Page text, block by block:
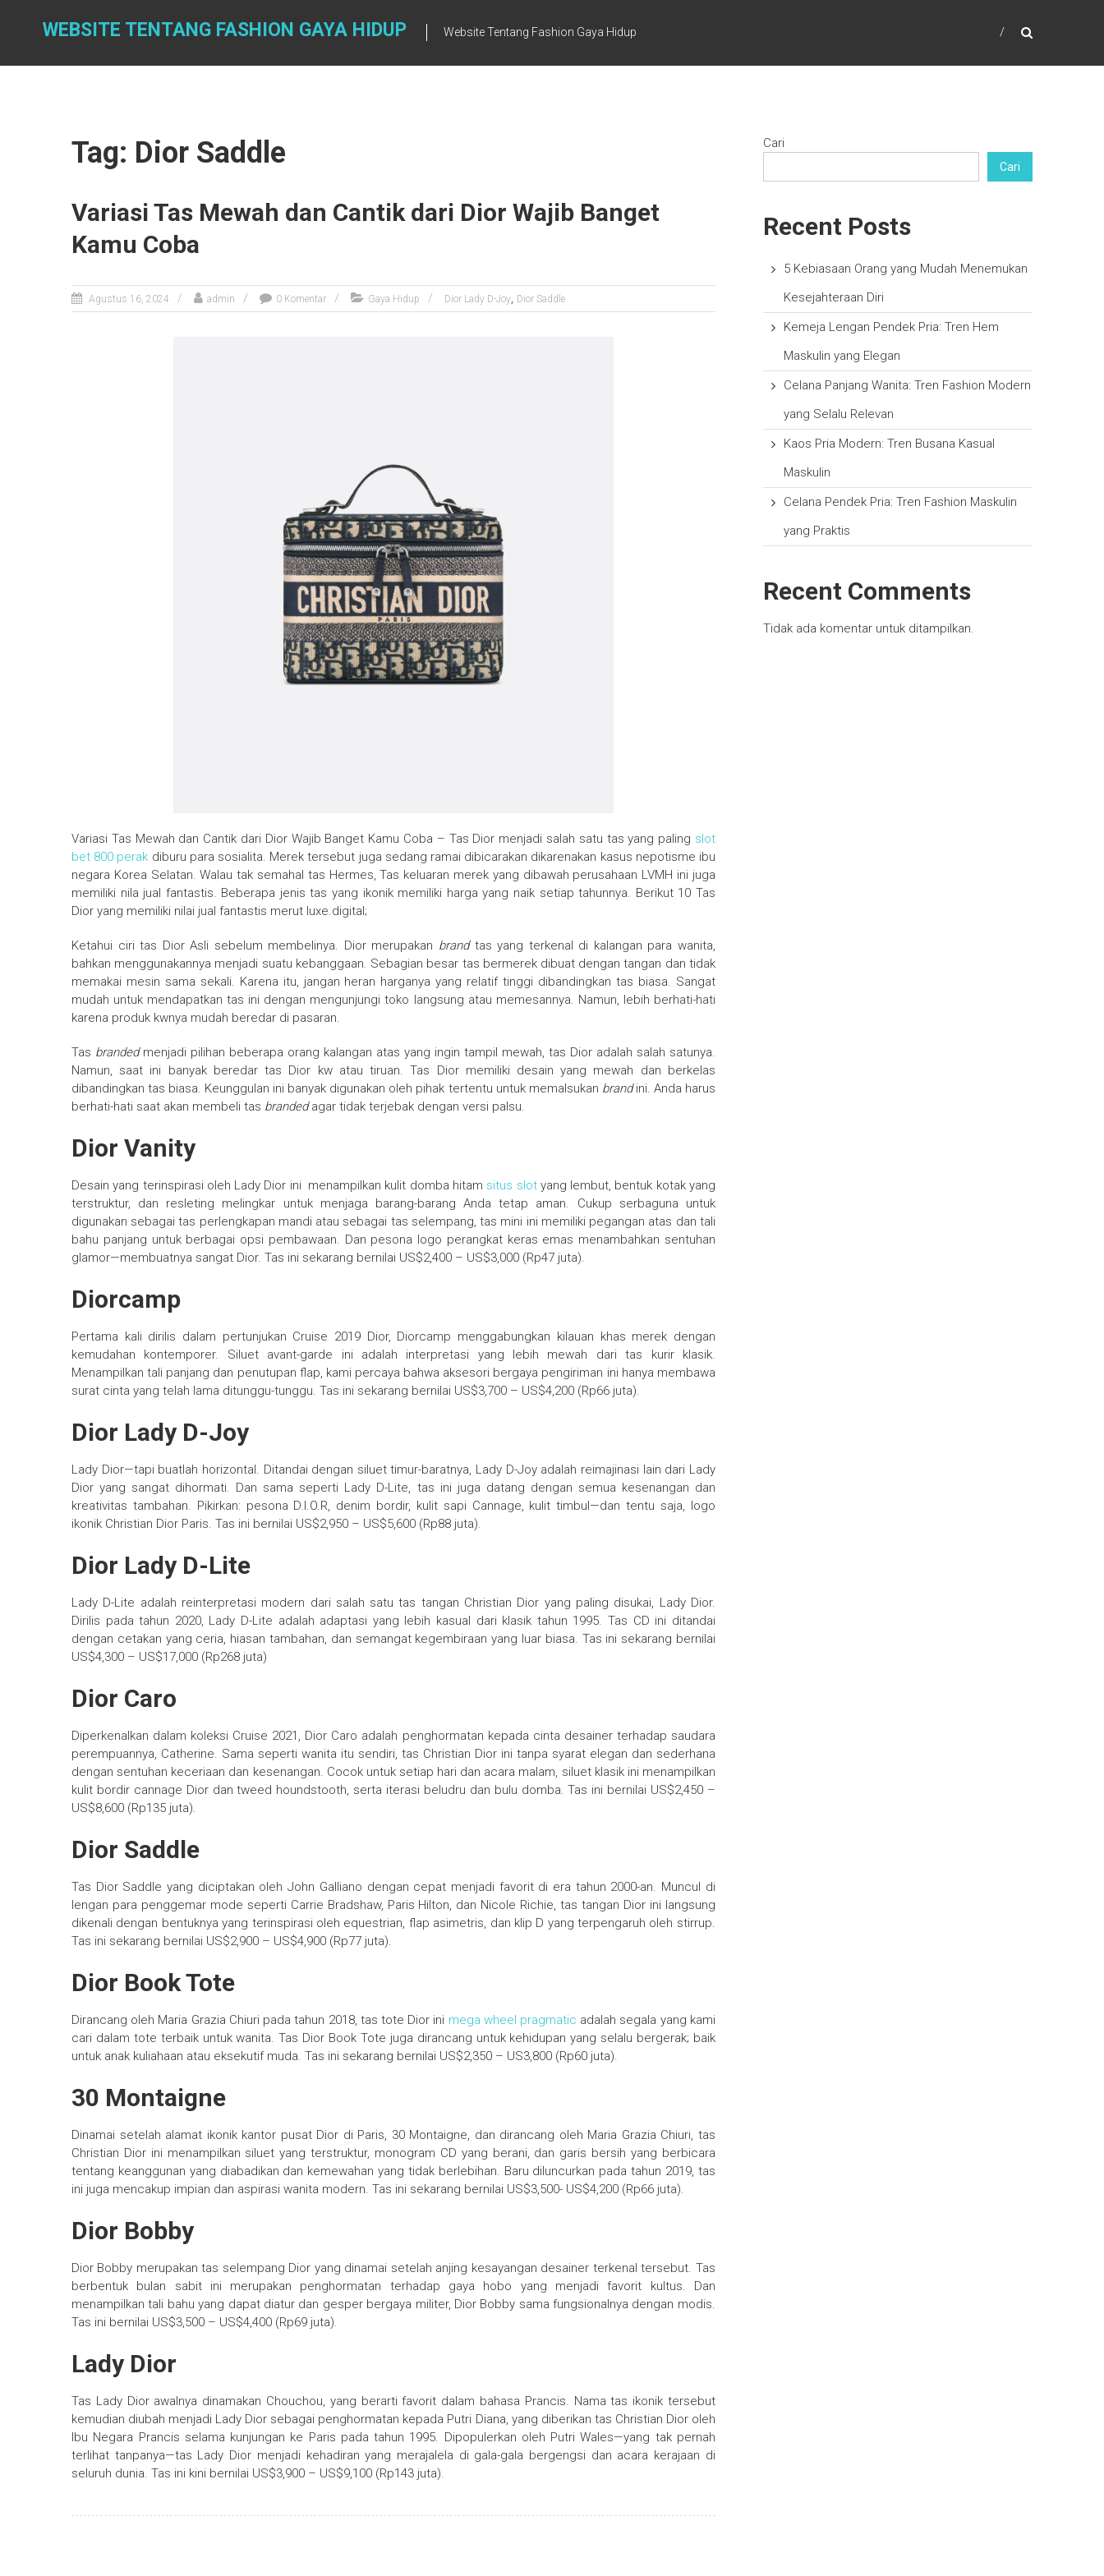
WEBSITE TENTANG FASHION GAYA HIDUP Website Tentang Fashion Gaya Hidup
Tag: Dior Saddle
Variasi Tas Mewah dan Cantik dari Dior Wajib Banget
Kamu Coba
Agustus 16, 2024 admin 0 Komentar Gaya Hidup Dior Lady D-Joy, Dior Saddle
Variasi Tas Mewah dan Cantik dari Dior Wajib Banget Kamu Coba – Tas Dior menjadi salah satu tas yang paling slot
bet 800 perak diburu para sosialita. Merek tersebut juga sedang ramai dibicarakan dikarenakan kasus nepotisme ibu
negara Korea Selatan. Walau tak semahal tas Hermes, Tas keluaran merek yang dibawah perusahaan LVMH ini juga
memiliki nila jual fantastis. Beberapa jenis tas yang ikonik memiliki harga yang naik setiap tahunnya. Berikut 10 Tas
Dior yang memiliki nilai jual fantastis merut luxe.digital;
Ketahui ciri tas Dior Asli sebelum membelinya. Dior merupakan brand tas yang terkenal di kalangan para wanita,
bahkan menggunakannya menjadi suatu kebanggaan. Sebagian besar tas bermerek dibuat dengan tangan dan tidak
memakai mesin sama sekali. Karena itu, jangan heran harganya yang relatif tinggi dibandingkan tas biasa. Sangat
mudah untuk mendapatkan tas ini dengan mengunjungi toko langsung atau memesannya. Namun, lebih berhati-hati
karena produk kwnya mudah beredar di pasaran.
Tas brandedmenjadi pilihan beberapa orang kalangan atas yang ingin tampil mewah, tas Dior adalah salah satunya.
Namun, saat ini banyak beredar tas Dior kw atau tiruan. Tas Dior memiliki desain yang mewah dan berkelas
dibandingkan tas biasa. Keunggulan ini banyak digunakan oleh pihak tertentu untuk memalsukan brandini. Anda harus
berhati-hati saat akan membeli tas brandedagar tidak terjebak dengan versi palsu.
Dior Vanity
Desain yang terinspirasi oleh Lady Dior ini menampilkan kulit domba hitam situs slotyang lembut, bentuk kotak yang
terstruktur, dan resleting melingkar untuk menjaga barang-barang Anda tetap aman. Cukup serbaguna untuk
digunakan sebagai tas perlengkapan mandi atau sebagai tas selempang, tas mini ini memiliki pegangan atas dan tali
bahu panjang untuk berbagai opsi pembawaan. Dan pesona logo perangkat keras emas menambahkan sentuhan
glamor—membuatnya sangat Dior. Tas ini sekarang bernilai US$2,400 – US$3,000 (Rp47 juta).
Diorcamp
Pertama kali dirilis dalam pertunjukan Cruise 2019 Dior, Diorcamp menggabungkan kilauan khas merek dengan
kemudahan kontemporer. Siluet avant-garde ini adalah interpretasi yang lebih mewah dari tas kurir klasik.
Menampilkan tali panjang dan penutupan flap, kami percaya bahwa aksesori bergaya pengiriman ini hanya membawa
surat cinta yang telah lama ditunggu-tunggu. Tas ini sekarang bernilai US$3,700 – US$4,200 (Rp66 juta).
Dior Lady D-Joy
Lady Dior—tapi buatlah horizontal. Ditandai dengan siluet timur-baratnya, Lady D-Joy adalah reimajinasi lain dari Lady
Dior yang sangat dihormati. Dan sama seperti Lady D-Lite, tas ini juga datang dengan semua kesenangan dan
kreativitas tambahan. Pikirkan: pesona D.I.O.R, denim bordir, kulit sapi Cannage, kulit timbul—dan tentu saja, logo
ikonik Christian Dior Paris. Tas ini bernilai US$2,950 – US$5,600 (Rp88 juta).
Dior Lady D-Lite
Lady D-Lite adalah reinterpretasi modern dari salah satu tas tangan Christian Dior yang paling disukai, Lady Dior.
Dirilis pada tahun 2020, Lady D-Lite adalah adaptasi yang lebih kasual dari klasik tahun 1995. Tas CD ini ditandai
dengan cetakan yang ceria, hiasan tambahan, dan semangat kegembiraan yang luar biasa. Tas ini sekarang bernilai
US$4,300 – US$17,000 (Rp268 juta)
Dior Caro
Diperkenalkan dalam koleksi Cruise 2021, Dior Caro adalah penghormatan kepada cinta desainer terhadap saudara
perempuannya, Catherine. Sama seperti wanita itu sendiri, tas Christian Dior ini tanpa syarat elegan dan sederhana
dengan sentuhan keceriaan dan kesenangan. Cocok untuk setiap hari dan acara malam, siluet klasik ini menampilkan
kulit bordir cannage Dior dan tweed houndstooth, serta iterasi beludru dan bulu domba. Tas ini bernilai US$2,450 –
US$8,600 (Rp135 juta).
Dior Saddle
Tas Dior Saddle yang diciptakan oleh John Galliano dengan cepat menjadi favorit di era tahun 2000-an. Muncul di
lengan para penggemar mode seperti Carrie Bradshaw, Paris Hilton, dan Nicole Richie, tas tangan Dior ini langsung
dikenali dengan bentuknya yang terinspirasi oleh equestrian, flap asimetris, dan klip D yang terpengaruh oleh stirrup.
Tas ini sekarang bernilai US$2,900 – US$4,900 (Rp77 juta).
Dior Book Tote
Dirancang oleh Maria Grazia Chiuri pada tahun 2018, tas tote Dior ini mega wheel pragmatic adalah segala yang kami
cari dalam tote terbaik untuk wanita. Tas Dior Book Tote juga dirancang untuk kehidupan yang selalu bergerak; baik
untuk anak kuliahaan atau eksekutif muda. Tas ini sekarang bernilai US$2,350 – US3,800 (Rp60 juta).
30 Montaigne
Dinamai setelah alamat ikonik kantor pusat Dior di Paris, 30 Montaigne, dan dirancang oleh Maria Grazia Chiuri, tas
Christian Dior ini menampilkan siluet yang terstruktur, monogram CD yang berani, dan garis bersih yang berbicara
tentang keanggunan yang diabadikan dan kemewahan yang tidak berlebihan. Baru diluncurkan pada tahun 2019, tas
ini juga mencakup impian dan aspirasi wanita modern. Tas ini sekarang bernilai US$3,500- US$4,200 (Rp66 juta).
Dior Bobby
Dior Bobby merupakan tas selempang Dior yang dinamai setelah anjing kesayangan desainer terkenal tersebut. Tas
berbentuk bulan sabit ini merupakan penghormatan terhadap gaya hobo yang menjadi favorit kultus. Dan
menampilkan tali bahu yang dapat diatur dan gesper bergaya militer, Dior Bobby sama fungsionalnya dengan modis.
Tas ini bernilai US$3,500 – US$4,400 (Rp69 juta).
Lady Dior
Tas Lady Dior awalnya dinamakan Chouchou, yang berarti favorit dalam bahasa Prancis. Nama tas ikonik tersebut
kemudian diubah menjadi Lady Dior sebagai penghormatan kepada Putri Diana, yang diberikan tas Christian Dior oleh
Ibu Negara Prancis selama kunjungan ke Paris pada tahun 1995. Dipopulerkan oleh Putri Wales—yang tak pernah
terlihat tanpanya—tas Lady Dior menjadi kehadiran yang merajalela di gala-gala bergengsi dan acara kerajaan di
seluruh dunia. Tas ini kini bernilai US$3,900 – US$9,100 (Rp143 juta).
Cari
Cari
Recent Posts
5 Kebiasaan Orang yang Mudah Menemukan
Kesejahteraan Diri
Kemeja Lengan Pendek Pria: Tren Hem
Maskulin yang Elegan
Celana Panjang Wanita: Tren Fashion Modern
yang Selalu Relevan
Kaos Pria Modern: Tren Busana Kasual
Maskulin
Celana Pendek Pria: Tren Fashion Maskulin
yang Praktis
Recent Comments
Tidak ada komentar untuk ditampilkan.